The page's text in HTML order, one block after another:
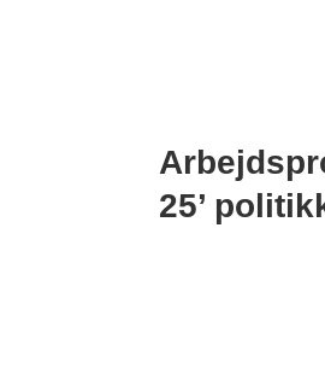
25’